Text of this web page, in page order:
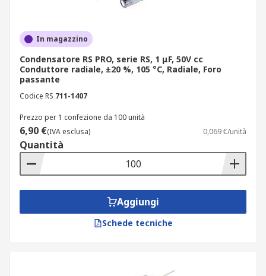
In magazzino
Condensatore RS PRO, serie RS, 1 μF, 50V cc
Conduttore radiale, ±20 %, 105 °C, Radiale, Foro
passante
Codice RS 711-1407
Prezzo per 1 confezione da 100 unità
6,90 €(IVA esclusa) 0,069 €/unità
Quantità
Aggiungi
Schede tecniche